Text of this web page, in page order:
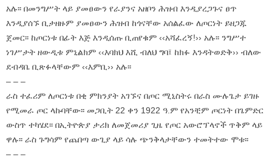
አሉ፡፡ በመንግሥት ላይ ያመፀውን የራያንና አዘቦን ሕዝብ እንዲያረጋጉና ፀጥ
እንዲያሰኙ ቢታዘዙም ያመፀውን ሕዝብ ከጎናቸው አሰልፈው ለጦርነት ይዘጋጁ
ጀመር፡፡ ከጦርነቱ በፊት እጅ እንዲሰጡ ቢጠየቁም ‹‹አሻፈረኝ!›› አሉ፡፡ ንግሥተ
ነገሥታት ዘውዲቱ ምኒልክም ‹‹እባክህ እሺ ብለህ ግባ፤ ከክፉ እንዳትወድቅ›› ብለው
ደብዳቤ ቢጽፉላቸውም ‹‹እምቢ›› አሉ፡፡
– – –
ራስ ተፈሪም ለጦርነቱ በቂ ምክንያት አገኙና በጦር ሚኒስትሩ በራስ ሙሉጌታ ይገዙ
የሚመራ ጦር ላኩባቸው፡፡ መጋቢት 22 ቀን 1922 ዓ.ም የአንቺም ጦርነት በጌምድር
ውስጥ ተካሄደ፡፡ በኢትዮጵያ ታሪክ ለመጀመሪያ ጊዜ የጦር አውሮፕላኖች ጥቅም ላይ
ዋሉ፡፡ ራስ ጉግሳም የጨበጣ ውጊያ ላይ ሳሉ ጭንቅላታቸውን ተመትተው ሞቱ፡፡
– – –